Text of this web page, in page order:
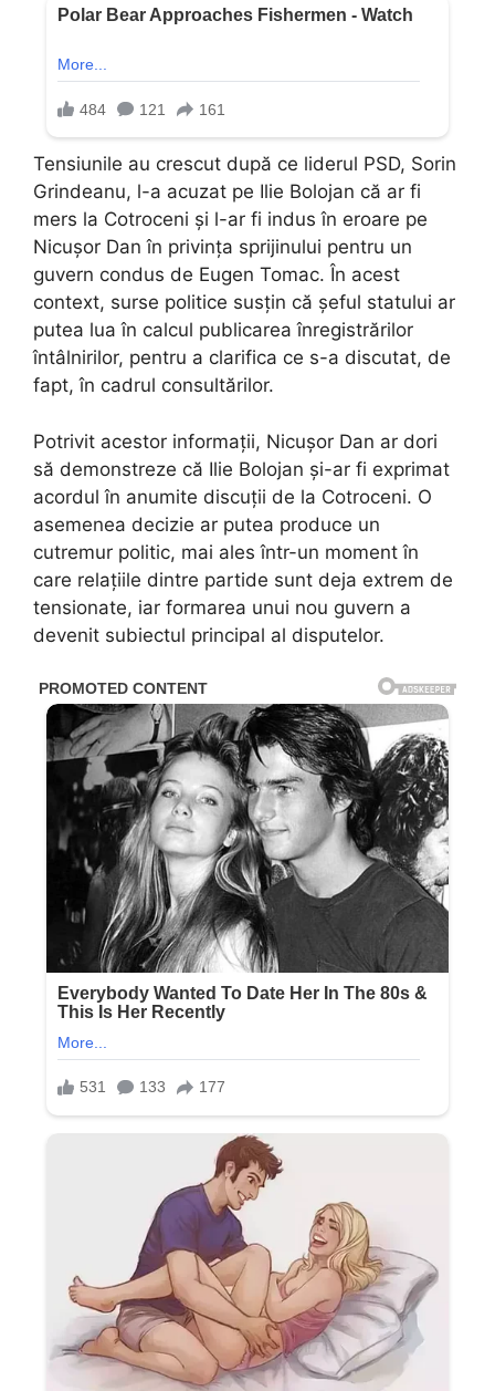
Tensiunile au crescut după ce liderul PSD, Sorin
Grindeanu, l-a acuzat pe Ilie Bolojan că ar fi
mers la Cotroceni și l-ar fi indus în eroare pe
Nicușor Dan în privința sprijinului pentru un
guvern condus de Eugen Tomac. În acest
context, surse politice susțin că șeful statului ar
putea lua în calcul publicarea înregistrărilor
întâlnirilor, pentru a clarifica ce s-a discutat, de
fapt, în cadrul consultărilor.
Potrivit acestor informații, Nicușor Dan ar dori
să demonstreze că Ilie Bolojan și-ar fi exprimat
acordul în anumite discuții de la Cotroceni. O
asemenea decizie ar putea produce un
cutremur politic, mai ales într-un moment în
care relațiile dintre partide sunt deja extrem de
tensionate, iar formarea unui nou guvern a
devenit subiectul principal al disputelor.